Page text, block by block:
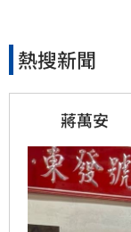
熱搜新聞
蔣萬安